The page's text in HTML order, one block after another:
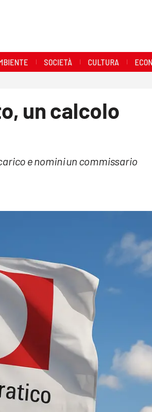
SOCIETÀ CULTURA
un calcolo
e nomini un commissario